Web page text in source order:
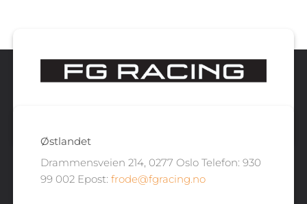
Østlandet
Drammensveien 214, 0277 Oslo Telefon: 930
99 002 Epost: frode@fgracing.no